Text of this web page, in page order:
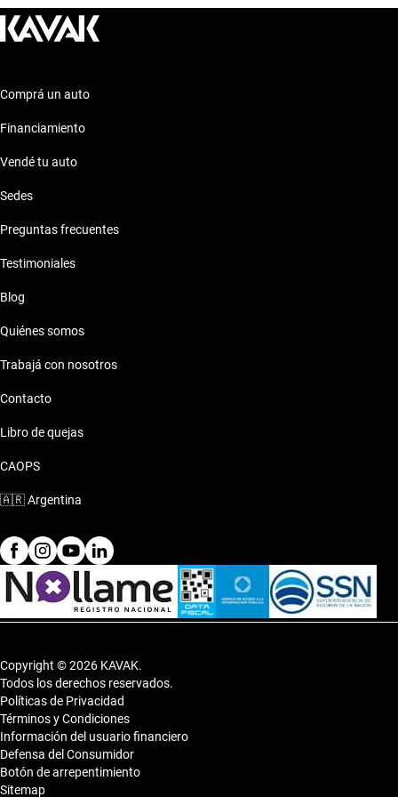
Land Rover Range Rover 2003 de
Comprá un auto
Financiamiento
Vendé tu auto
Sedes
Preguntas frecuentes
Testimoniales
Blog
Quiénes somos
Trabajá con nosotros
Contacto
Libro de quejas
CAOPS
🇦🇷Argentina
Copyright © 2026 KAVAK.
Todos los derechos reservados.
Políticas de Privacidad
Términos y Condiciones
Información del usuario financiero
Defensa del Consumidor
Botón de arrepentimiento
Sitemap